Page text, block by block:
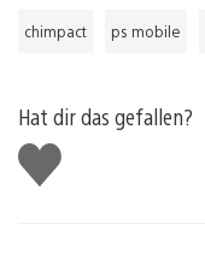
chimpact ps mobile
Hat dir das gefallen?
Gefällt
mir